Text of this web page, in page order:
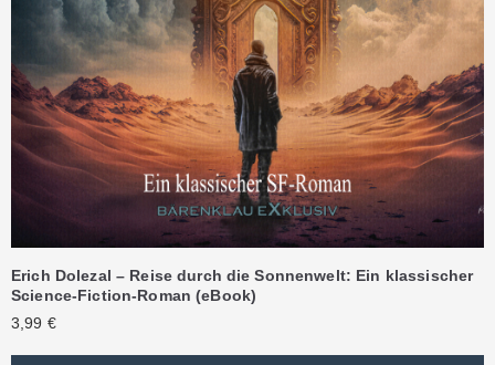
Erich Dolezal – Reise durch die Sonnenwelt: Ein klassischer
Science-Fiction-Roman (eBook)
3,99 €